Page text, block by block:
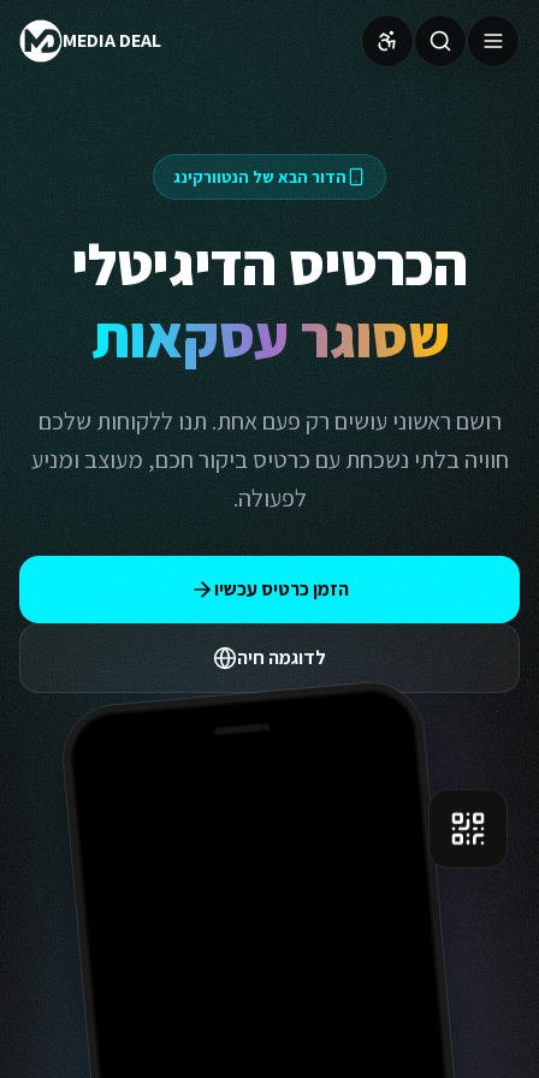
MEDIA DEAL
הדור הבא של הנטוורקינג
הכרטיס הדיגיטלי
שסוגר עסקאות
רושם ראשוני עושים רק פעם אחת. תנו ללקוחות שלכם
חוויה בלתי נשכחת עם כרטיס ביקור חכם, מעוצב ומניע
לפעולה.
הזמן כרטיס עכשיו
לדוגמה חיה